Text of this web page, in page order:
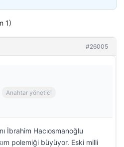
1)
#26005
Anahtar yönetici
İbrahim Hacıosmanoğlu
polemiği büyüyor. Eski milli